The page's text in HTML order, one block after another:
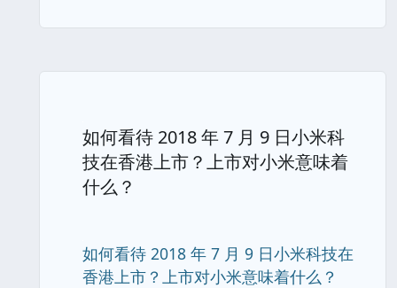
如何看待 2018 年 7 月 9 日小米科
技在香港上市？上市对小米意味着
什么？
如何看待 2018 年 7 月 9 日小米科技在
香港上市？上市对小米意味着什么？